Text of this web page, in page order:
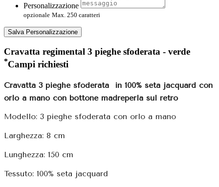
Personalizzazione
opzionale Max. 250 caratteri
Salva Personalizzazione
Cravatta regimental 3 pieghe sfoderata - verde
*Campi richiesti
Cravatta 3 pieghe sfoderata
in 100% seta jacquard con
orlo a mano con bottone madreperla sul retro
Modello: 3 pieghe sfoderata con orlo a mano
Larghezza: 8 cm
Lunghezza: 150 cm
Tessuto: 100% seta jacquard